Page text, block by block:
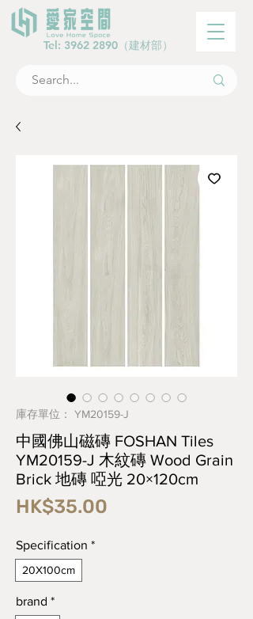
Tel: 3962 2890 （建材部）
庫存單位： YM20159-J
中國佛山磁磚 FOSHAN Tiles
YM20159-J 木紋磚 Wood Grain
Brick 地磚 啞光 20×120cm
HK$35.00
Specification *
20X100cm
brand *